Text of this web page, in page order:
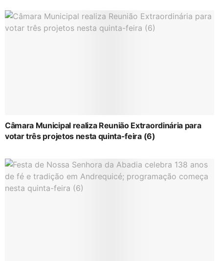
Câmara Municipal realiza Reunião Extraordinária para
votar três projetos nesta quinta-feira (6)